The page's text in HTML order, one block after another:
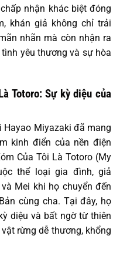
nhận khác biệt đóng
khán giả không chỉ trải
nhãn mà còn nhận ra
yêu thương và sự hòa
Totoro: Sự kỳ diệu của
Hayao Miyazaki đã mang
kinh điển của nền điện
Của Tôi Là Totoro (My
thể loại gia đình, giả
Mei khi họ chuyển đến
cùng cha. Tại đây, họ
diệu và bất ngờ từ thiên
rừng dễ thương, khổng